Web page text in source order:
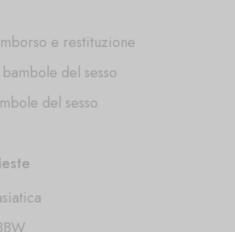
e restituzione
del sesso
del sesso